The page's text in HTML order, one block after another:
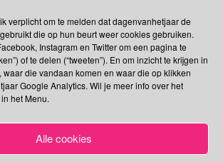
verplicht om te melden dat dagenvanhetjaar de
die op hun beurt weer cookies gebruiken.
Instagram en Twitter om een pagina te
of te delen (“tweeten”). En om inzicht te krijgen in
waar die vandaan komen en waar die op klikken
Google Analytics. Wil je meer info over het
het Menu.
Alle cookies
een onderzoeksproject waaraan iedere
meedoen. Hoe kan je meedoen aan de
Heel gemakkelijk; je gaat de tuin in, op je
of […]